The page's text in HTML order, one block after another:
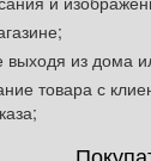
выходя из дома
товара с